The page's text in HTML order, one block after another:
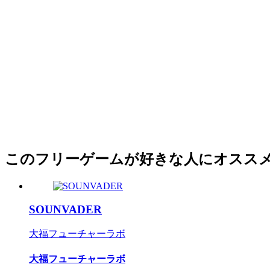
このフリーゲームが好きな人にオスス
SOUNVADER
大福フューチャーラボ
大福フューチャーラボ